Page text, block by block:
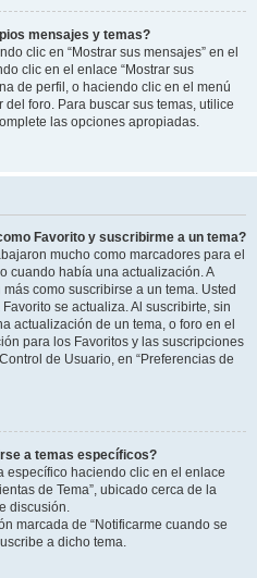
mensajes y temas?
clic en “Mostrar sus mensajes” en el
clic en el enlace “Mostrar sus
de perfil, o haciendo clic en el menú
del foro. Para buscar sus temas, utilice
las opciones apropiadas.
Favorito y suscribirme a un tema?
mucho como marcadores para el
cuando había una actualización. A
como suscribirse a un tema. Usted
se actualiza. Al suscribirte, sin
actualización de un tema, o foro en el
para los Favoritos y las suscripciones
de Usuario, en “Preferencias de
a temas específicos?
específico haciendo clic en el enlace
de Tema”, ubicado cerca de la
discusión.
marcada de “Notificarme cuando se
a dicho tema.